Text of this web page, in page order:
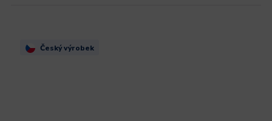
Český výrobek